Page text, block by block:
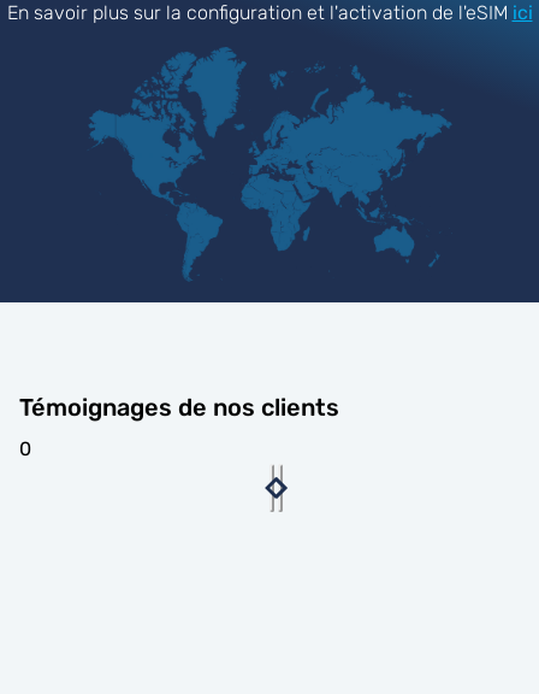
En savoir plus sur la configuration et l'activation de l'eSIM ici
Témoignages de nos clients
0